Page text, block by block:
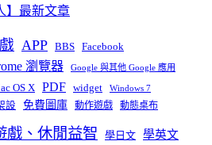
APP BBS Facebook
瀏覽器 Google 與其他 Google 應用
OS X PDF widget Windows 7
設 免費圖庫 動作遊戲 動態桌布
戲、休閒益智 學日文 學英文